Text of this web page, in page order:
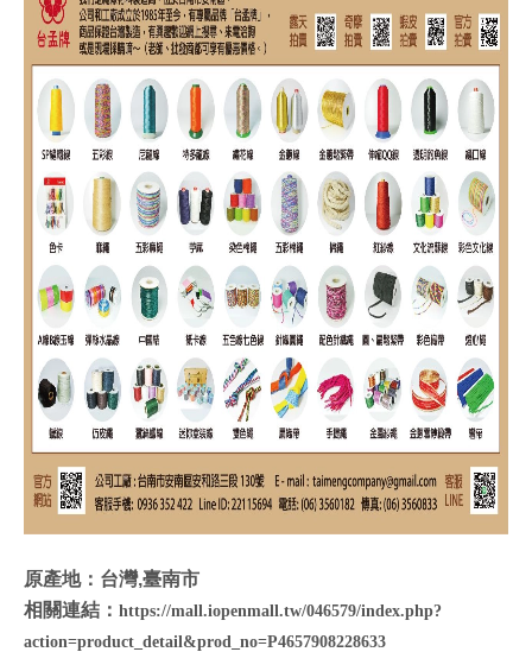
原產地：台灣,臺南市
相關連結： https://mall.iopenmall.tw/046579/index.php?
action=product_detail&prod_no=P4657908228633